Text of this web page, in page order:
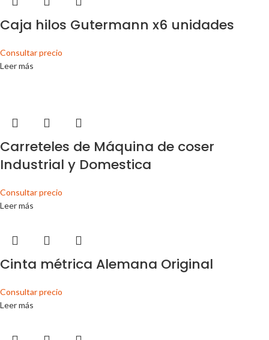
Caja hilos Gutermann x6 unidades
Consultar precio
Leer más
Carreteles de Máquina de coser
Industrial y Domestica
Consultar precio
Leer más
Cinta métrica Alemana Original
Consultar precio
Leer más